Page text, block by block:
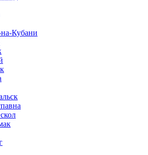
Кубани